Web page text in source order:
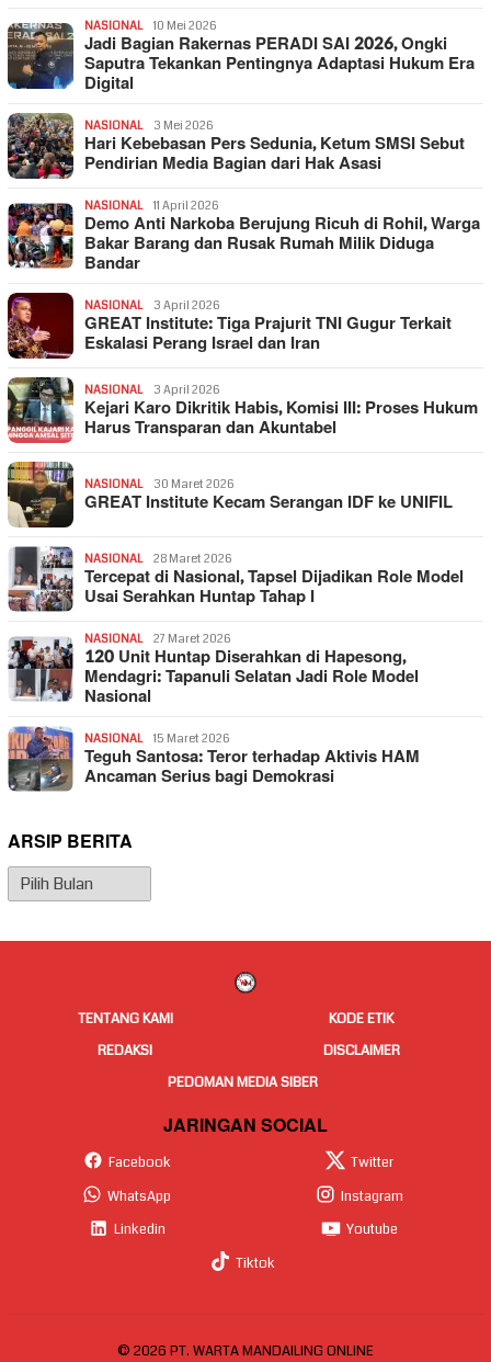
NASIONAL 10 Mei 2026
Jadi Bagian Rakernas PERADI SAI 2026, Ongki
Saputra Tekankan Pentingnya Adaptasi Hukum Era
Digital
NASIONAL 3 Mei 2026
Hari Kebebasan Pers Sedunia, Ketum SMSI Sebut
Pendirian Media Bagian dari Hak Asasi
NASIONAL 11 April 2026
Demo Anti Narkoba Berujung Ricuh di Rohil, Warga
Bakar Barang dan Rusak Rumah Milik Diduga
Bandar
NASIONAL 3 April 2026
GREAT Institute: Tiga Prajurit TNI Gugur Terkait
Eskalasi Perang Israel dan Iran
NASIONAL 3 April 2026
Kejari Karo Dikritik Habis, Komisi III: Proses Hukum
Harus Transparan dan Akuntabel
NASIONAL 30 Maret 2026
GREAT Institute Kecam Serangan IDF ke UNIFIL
NASIONAL 28 Maret 2026
Tercepat di Nasional, Tapsel Dijadikan Role Model
Usai Serahkan Huntap Tahap I
NASIONAL 27 Maret 2026
120 Unit Huntap Diserahkan di Hapesong,
Mendagri: Tapanuli Selatan Jadi Role Model
Nasional
NASIONAL 15 Maret 2026
Teguh Santosa: Teror terhadap Aktivis HAM
Ancaman Serius bagi Demokrasi
ARSIP BERITA
Arsip
Berita
TENTANG KAMI
KODE ETIK
REDAKSI
DISCLAIMER
PEDOMAN MEDIA SIBER
JARINGAN SOCIAL
Facebook
Twitter
WhatsApp
Instagram
Linkedin
Youtube
Tiktok
© 2026 PT. WARTA MANDAILING ONLINE